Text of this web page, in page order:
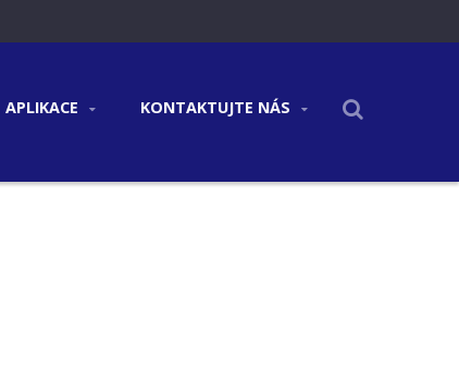
APLIKACE KONTAKTUJTE NÁS